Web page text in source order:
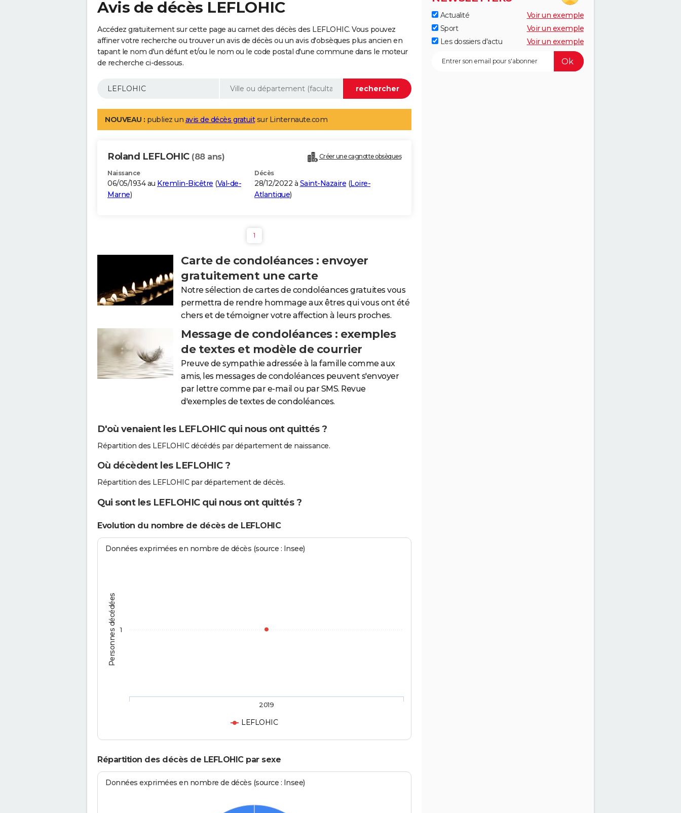
Avis de décès LEFLOHIC
Accédez gratuitement sur cette page au carnet des décès des LEFLOHIC. Vous pouvez
affiner votre recherche ou trouver un avis de décès ou un avis d'obsèques plus ancien en
tapant le nom d'un défunt et/ou le nom ou le code postal d'une commune dans le moteur
de recherche ci-dessous.
NOUVEAU : publiez un avis de décès gratuitsur Linternaute.com
Roland LEFLOHIC (88 ans) Créer une cagnotte obsèques
Naissance
06/05/1934 au Kremlin-Bicêtre (Val-de-
Marne)
Décès
28/12/2022 à Saint-Nazaire (Loire-
Atlantique)
1
Carte de condoléances : envoyer
gratuitement une carte
Notre sélection de cartes de condoléances gratuites vous
permettra de rendre hommage aux êtres qui vous ont été
chers et de témoigner votre affection à leurs proches.
Message de condoléances : exemples
de textes et modèle de courrier
Preuve de sympathie adressée à la famille comme aux
amis, les messages de condoléances peuvent s'envoyer
par lettre comme par e-mail ou par SMS. Revue
d'exemples de textes de condoléances.
D'où venaient les LEFLOHIC qui nous ont quittés ?
Répartition des LEFLOHIC décédés par département de naissance.
Où décèdent les LEFLOHIC ?
Répartition des LEFLOHIC par département de décès.
Qui sont les LEFLOHIC qui nous ont quittés ?
Evolution du nombre de décès de LEFLOHIC
Personnes décédées
Données exprimées en nombre de décès (source : Insee)
LEFLOHIC
2019
1
Répartition des décès de LEFLOHIC par sexe
Données exprimées en nombre de décès (source : Insee)
Actualité
Voir un exemple
Sport
Voir un exemple
Les dossiers d'actu
Voir un exemple